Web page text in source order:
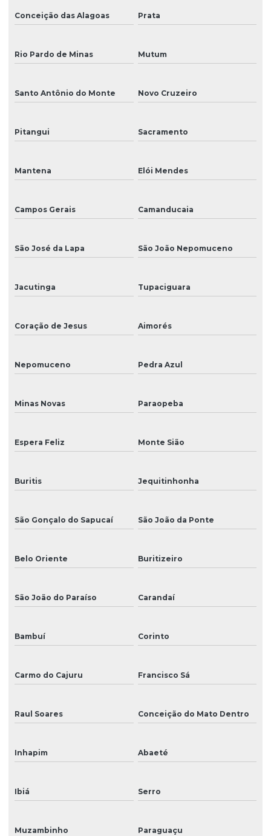
Conceição das Alagoas Prata
Rio Pardo de Minas Mutum
Santo Antônio do Monte Novo Cruzeiro
Pitangui Sacramento
Mantena Elói Mendes
Campos Gerais Camanducaia
São José da Lapa São João Nepomuceno
Jacutinga Tupaciguara
Coração de Jesus Aimorés
Nepomuceno Pedra Azul
Minas Novas Paraopeba
Espera Feliz Monte Sião
Buritis Jequitinhonha
São Gonçalo do Sapucaí São João da Ponte
Belo Oriente Buritizeiro
São João do Paraíso Carandaí
Bambuí Corinto
Carmo do Cajuru Francisco Sá
Raul Soares Conceição do Mato Dentro
Inhapim Abaeté
Ibiá Serro
Muzambinho Paraguaçu